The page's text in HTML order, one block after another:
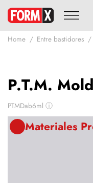
Home Entre bastidores
P.T.M.
PTMDab6ml ⓘ
Materiales